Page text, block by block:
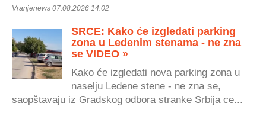
Vranjenews 07.08.2026 14:02
SRCE: Kako će izgledati parking
zona u Ledenim stenama - ne zna
se VIDEO »
Kako će izgledati nova parking zona u
naselju Ledene stene - ne zna se,
saopštavaju iz Gradskog odbora stranke Srbija ce...